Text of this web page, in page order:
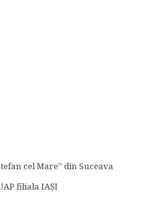
cel Mare” din Suceava
filiala IAȘI